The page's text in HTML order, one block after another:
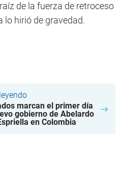
de la fuerza de retroceso
lo hirió de gravedad.
marcan el primer día
gobierno de Abelardo
en Colombia